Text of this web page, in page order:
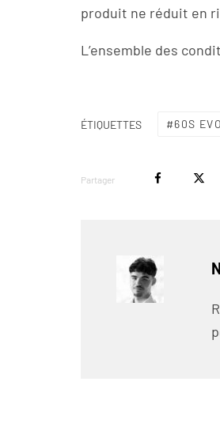
produit ne réduit en
L’ensemble des
ÉTIQUETTES 60S EVO
Partager